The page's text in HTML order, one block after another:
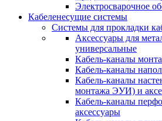
Электросварочное
Кабеленесущие системы
Системы для прокладки
Аксессуары для
универсальные
Кабель-каналы
Кабель-каналы
Кабель-каналы
монтажа ЭУИ) и
Кабель-каналы
аксессуары